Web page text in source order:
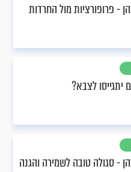
- פרופורציות מול החרדות
יתגייסו לצבא?
- סגולה טובה לשמירה והגנה